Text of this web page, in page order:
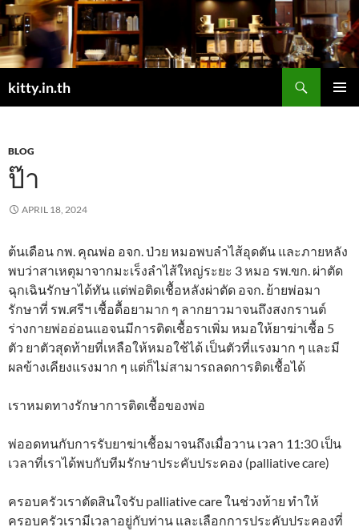
Skip
to
content
kitty.in.th
BLOG
ป๊า
APRIL 18, 2024
ต้นเดือน กพ. คุณพ่อ อจก. ป่วย หมอพบลำไส้อุดตัน และภายหลัง
พบว่าสาเหตุมาจากมะเร็งลำไส้ใหญ่ระยะ 3 หมอ รพ.ขก. ผ่าตัด
ฉุกเฉินรักษาได้ทัน แต่พ่อติดเชื้อหลังผ่าตัด อจก. ย้ายพ่อมา
รักษาที่ รพ.ศรีฯ เชื้อดื้อยามาก ๆ ลากยาวมาจนถึงสงกรานต์
ร่างกายพ่ออ่อนแอจนมีการติดเชื้อราเพิ่ม หมอให้ยาฆ่าเชื้อ 5
ตัว ยาตัวสุดท้ายที่เหลือให้หมอใช้ได้ เป็นตัวที่แรงมาก ๆ และมี
ผลข้างเคียงแรงมาก ๆ แต่ก็ไม่สามารถลดการติดเชื้อได้
เราหมดทางรักษาการติดเชื้อของพ่อ
พ่ออดทนกับการรับยาฆ่าเชื้อมาจนถึงเมื่อวาน เวลา 11:30 เป็น
เวลาที่เราได้พบกับทีมรักษาประคับประคอง (palliative care)
ครอบครัวเราตัดสินใจรับ palliative care ในช่วงท้าย ทำให้
ครอบครัวเรามีเวลาอยู่กับท่าน และเลือกการประคับประคองที่